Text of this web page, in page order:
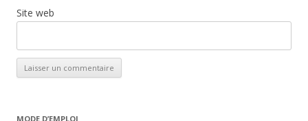
Site web
MODE D’EMPLOI